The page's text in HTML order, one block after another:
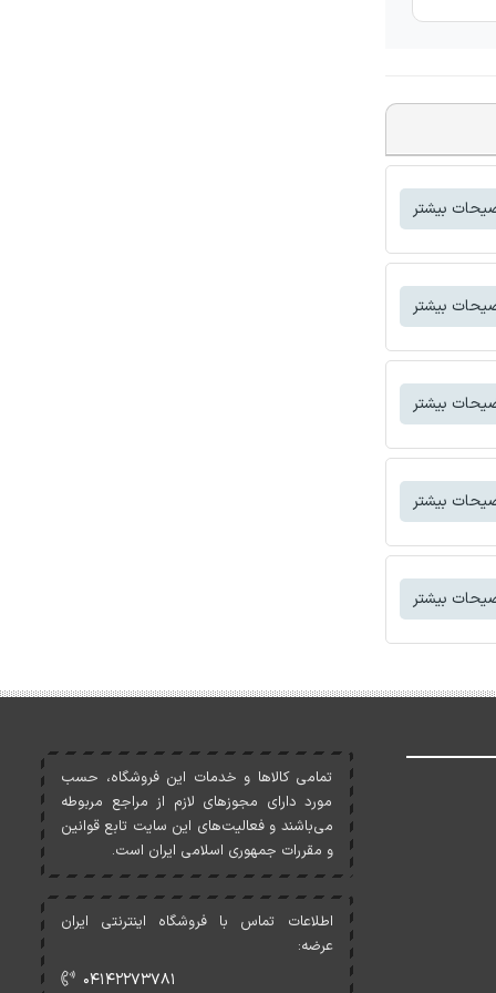
بیشتر
بیشتر
بیشتر
بیشتر
بیشتر
تمامی کالاها و خدمات اين فروشگاه، حسب
مورد دارای مجوزهای لازم از مراجع مربوطه
می‌باشند و فعاليت‌های اين سايت تابع قوانين
و مقررات جمهوری اسلامی ايران است.
اطلاعات تماس با فروشگاه اینترنتی ایران
عرضه:
۰۴۱۴۲۲۷۳۷۸۱